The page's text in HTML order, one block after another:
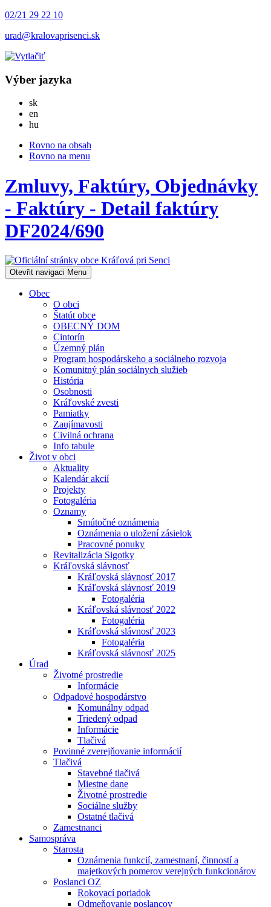
02/21 29 22 10
urad@kralovaprisenci.sk
Výber jazyka
skSlovensky
en
hu
Rovno na obsah
Rovno na menu
Zmluvy, Faktúry, Objednávky
- Faktúry - Detail faktúry
DF2024/690
Otevřit navigaci Menu
Obec
O obci
Štatút obce
OBECNÝ DOM
Cintorín
Územný plán
Program hospodárskeho a sociálneho rozvoja
Komunitný plán sociálnych služieb
História
Osobnosti
Kráľovské zvesti
Pamiatky
Zaujímavosti
Civilná ochrana
Info tabule
Život v obci
Aktuality
Kalendár akcií
Projekty
Fotogaléria
Oznamy
Smútočné oznámenia
Oznámenia o uložení zásielok
Pracovné ponuky
Revitalizácia Sigotky
Kráľovská slávnosť
Kráľovská slávnosť 2017
Kráľovská slávnosť 2019
Fotogaléria
Kráľovská slávnosť 2022
Fotogaléria
Kráľovská slávnosť 2023
Fotogaléria
Kráľovská slávnosť 2025
Úrad
Životné prostredie
Informácie
Odpadové hospodárstvo
Komunálny odpad
Triedený odpad
Informácie
Tlačivá
Povinné zverejňovanie informácií
Tlačivá
Stavebné tlačivá
Miestne dane
Životné prostredie
Sociálne služby
Ostatné tlačivá
Zamestnanci
Samospráva
Starosta
Oznámenia funkcií, zamestnaní, činností a
majetkových pomerov verejných funkcionárov
Poslanci OZ
Rokovací poriadok
Odmeňovanie poslancov